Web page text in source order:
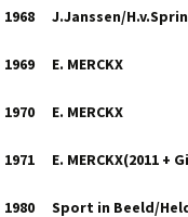
1968 J.Janssen/
1969 E. MERCKX
1970 E. MERCKX
1971 E. MERCKX(2011 +
1980
Sport in Beeld/